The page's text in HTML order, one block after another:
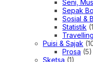
Seni,
Sepak
Sosial &
Statistik
Travelling
Puisi & Sajak
Prosa (5)
Sketsa (1)